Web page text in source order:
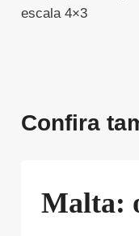
Post
escala 4×3
Confira
Malta: